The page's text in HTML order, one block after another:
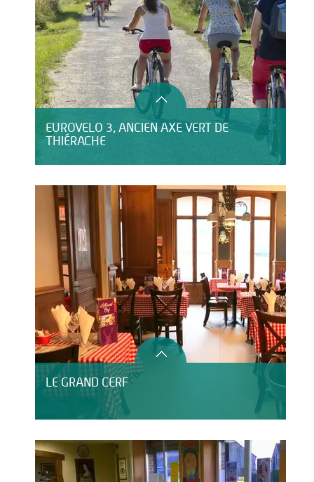
EUROVELO 3, ANCIEN AXE VERT DE
THIÉRACHE
LE GRAND CERF